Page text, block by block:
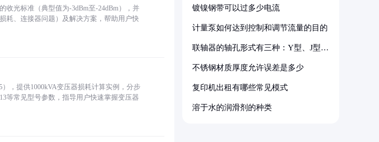
收光标准（典型值为-3dBm至-24dBm），并
耗、连接器问题）及解决方案，帮助用户快
，提供1000kVA变压器损耗计算实例，分步
等常见型号参数，指导用户快速掌握变压器
镀镍钢带可以过多少电流
计量泵如何达到控制和调节流量的目的
联轴器的轴孔形式有三种：Y型、J型、
不锈钢材质厚度允许误差是多少
复印机出租有哪些常见模式
溶于水的润滑剂的种类